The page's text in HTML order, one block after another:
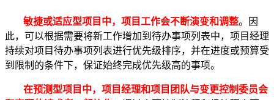
敏捷或适应型项目中， 项目工作会不断演变和调整。因
此，可以根据需要将新工作增加到待办事项列表中，项目经理
持续对项目待办事项列表进行优先级排序，并在进度或预算受
到限制的条件下，保证始终完成优先级高的事项。
在预测型项目中， 项目经理和项目团队与变更控制委员会